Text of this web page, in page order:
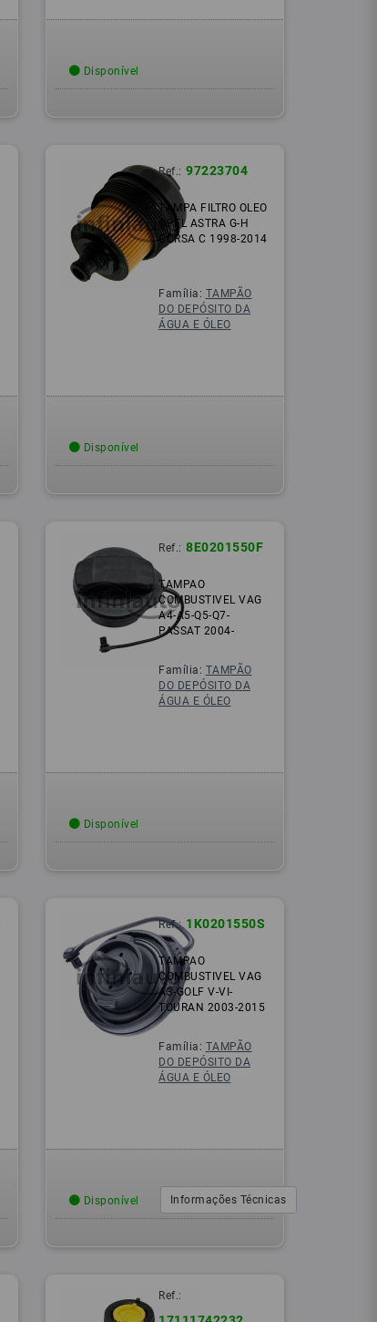
Disponível
Ref.: 97223704
TAMPA FILTRO OLEO
OPEL ASTRA G-H
CORSA C 1998-2014
Família: TAMPÃO
DO DEPÓSITO DA
ÁGUA E ÓLEO
Disponível
Ref.: 8E0201550F
TAMPAO
COMBUSTIVEL VAG
A4-A5-Q5-Q7-
PASSAT 2004-
Família: TAMPÃO
DO DEPÓSITO DA
ÁGUA E ÓLEO
Disponível
Ref.: 1K0201550S
TAMPAO
COMBUSTIVEL VAG
A3-GOLF V-VI-
TOURAN 2003-2015
Família: TAMPÃO
DO DEPÓSITO DA
ÁGUA E ÓLEO
Disponível Informações Técnicas
Ref.: